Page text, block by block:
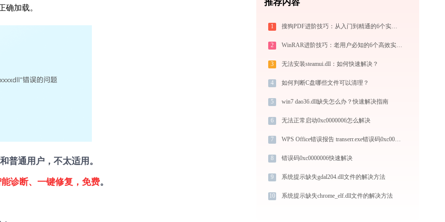
确加载。
普通用户，不太适用。
诊断、一键修复，免费。
推荐内容
1 搜狗PDF进阶技巧：从入门到精通的6个实用指南
2 WinRAR进阶技巧：老用户必知的6个高效实战方法
3 无法安装steamui.dll：如何快速解决？
4 如何判断C盘哪些文件可以清理？
5 win7 dao36.dll缺失怎么办？快速解决指南
6 无法正常启动0xc0000006怎么解决
7 WPS Office错误报告 transerr.exe错误码0xc000000d处理办法
8 错误码0xc0000006快速解决
9 系统提示缺失gdal204.dll文件的解决方法
10 系统提示缺失chrome_elf.dll文件的解决方法